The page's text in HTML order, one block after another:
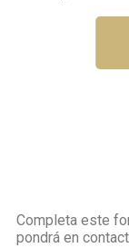
Completa este
pondrá en